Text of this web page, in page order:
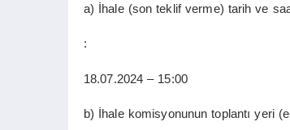
a) İhale (son teklif verme) tarih ve
:
18.07.2024 – 15:00
b) İhale komisyonunun toplantı yeri